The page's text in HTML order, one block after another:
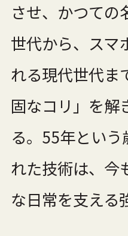
させ、かつての
世代から、スマ
れる現代世代ま
固なコリ」を解
る。55年とい
れた技術は、今
な日常を支える